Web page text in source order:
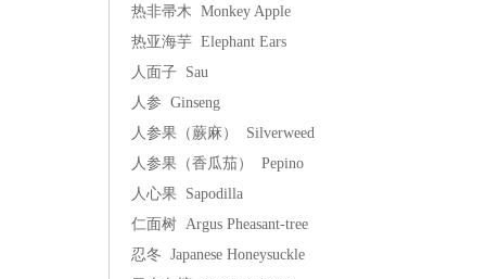
热非帚木 Monkey Apple
热亚海芋 Elephant Ears
人面子 Sau
人参 Ginseng
人参果（蕨麻） Silverweed
人参果（香瓜茄） Pepino
人心果 Sapodilla
仁面树 Argus Pheasant-tree
忍冬 Japanese Honeysuckle